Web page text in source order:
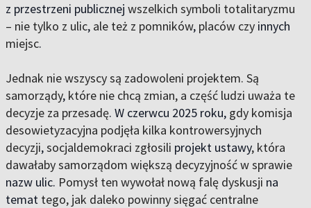
z przestrzeni publicznej wszelkich symboli totalitaryzmu
– nie tylko z ulic, ale też z pomników, placów czy innych
miejsc.
Jednak nie wszyscy są zadowoleni projektem. Są
samorządy, które nie chcą zmian, a część ludzi uważa te
decyzje za przesadę. W czerwcu 2025 roku, gdy komisja
desowietyzacyjna podjęła kilka kontrowersyjnych
decyzji,socjaldemokraci zgłosili projekt ustawy, która
dawałaby samorządom większą decyzyjność w sprawie
nazw ulic. Pomysł ten wywołał nową falę dyskusji na
temat tego, jak daleko powinny sięgać centralne